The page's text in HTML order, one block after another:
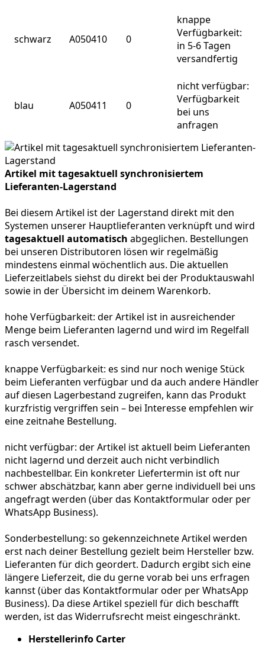
schwarz A050410 0
knappe
Verfügbarkeit:
in 5-6 Tagen
versandfertig
blau A050411 0
nicht verfügbar:
Verfügbarkeit
bei uns
anfragen
Artikel mit tagesaktuell synchronisiertem
Lieferanten-Lagerstand
Bei diesem Artikel ist der Lagerstand direkt mit den
Systemen unserer Hauptlieferanten verknüpft und wird
tagesaktuell automatisch abgeglichen. Bestellungen
bei unseren Distributoren lösen wir regelmäßig
mindestens einmal wöchentlich aus. Die aktuellen
Lieferzeitlabels siehst du direkt bei der Produktauswahl
sowie in der Übersicht im deinem Warenkorb.
hohe Verfügbarkeit: der Artikel ist in ausreichender
Menge beim Lieferanten lagernd und wird im Regelfall
rasch versendet.
knappe Verfügbarkeit: es sind nur noch wenige Stück
beim Lieferanten verfügbar und da auch andere Händler
auf diesen Lagerbestand zugreifen, kann das Produkt
kurzfristig vergriffen sein – bei Interesse empfehlen wir
eine zeitnahe Bestellung.
nicht verfügbar: der Artikel ist aktuell beim Lieferanten
nicht lagernd und derzeit auch nicht verbindlich
nachbestellbar. Ein konkreter Liefertermin ist oft nur
schwer abschätzbar, kann aber gerne individuell bei uns
angefragt werden (über das Kontaktformular oder per
WhatsApp Business).
Sonderbestellung: so gekennzeichnete Artikel werden
erst nach deiner Bestellung gezielt beim Hersteller bzw.
Lieferanten für dich geordert. Dadurch ergibt sich eine
längere Lieferzeit, die du gerne vorab bei uns erfragen
kannst (über das Kontaktformular oder per WhatsApp
Business). Da diese Artikel speziell für dich beschafft
werden, ist das Widerrufsrecht meist eingeschränkt.
Herstellerinfo Carter